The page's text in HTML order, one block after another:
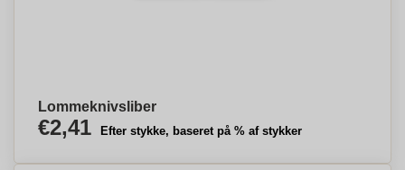
Lommeknivsliber
€2,41 Efter stykke, baseret på % af stykker